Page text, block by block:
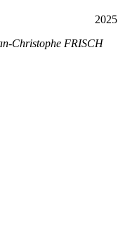
2025
Christophe FRISCH